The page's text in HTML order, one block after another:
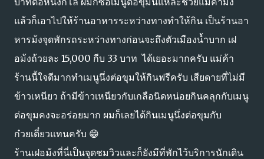
แล้วก็เอาไปให้ร้านอาหารระหว่างทางทำให้กิน เป็นร้านอา
หารม้งจุดพักรถระหว่างทางก่อนจะถึงตัวเมืองน้ำบาก เฝ
อม้งถ้วยละ 15,000 กีบ 33 บาท ได้เยอะมากครับ แม่ค้า
ร้านนี้ใจดีมากทำเมนูนึ่งต่อขุมให้กินฟรีครับ เสียดายที่ไม่มี
ข้าวเหนียว ถ้ามีข้าวเหนียวกับเกลือนิดหน่อยกินคลุกกับเมนู
ต่อขุมคงจะอร่อยมาก ผมก็เลยได้กินเมนูนึ่งต่อขุมกับ
ก๋วยเตี๋ยวแทนครับ 😁
ร้านเฝอม้งที่นี่เป็นจุดชมวิวและก็ยังมีที่พักไว้บริการนักเดิน